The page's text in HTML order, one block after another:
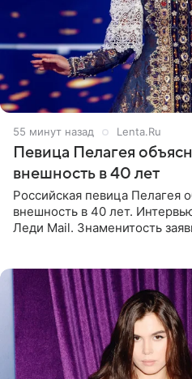
55 минут назад Lenta.Ru
Певица Пелагея
внешность в 40 лет
Российская певица Пелагея
внешность в 40 лет.
Леди Mail. Знаменитость